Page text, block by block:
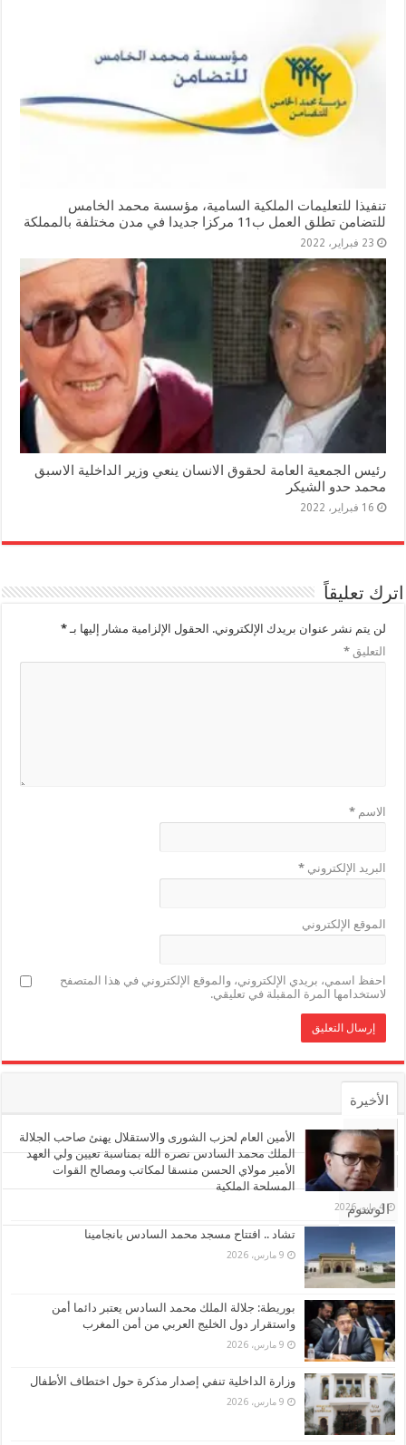
تنفيذا للتعليمات الملكية السامية، مؤسسة محمد الخامس
للتضامن تطلق العمل ب11 مركزا جديدا في مدن مختلفة بالمملكة
23 فبراير، 2022
رئيس الجمعية العامة لحقوق الانسان ينعي وزير الداخلية الاسبق
محمد حدو الشيكر
16 فبراير، 2022
اترك تعليقاً
لن يتم نشر عنوان بريدك الإلكتروني. الحقول الإلزامية مشار إليها بـ*
التعليق*
الاسم*
البريد الإلكتروني*
الموقع الإلكتروني
احفظ اسمي، بريدي الإلكتروني، والموقع الإلكتروني في هذا المتصفح
لاستخدامها المرة المقبلة في تعليقي.
الأخيرة
الأشهر
تعليقات
الوسوم
الأمين العام لحزب الشورى والاستقلال يهنئ صاحب الجلالة
الملك محمد السادس نصره الله بمناسبة تعيين ولي العهد
الأمير مولاي الحسن منسقا لمكاتب ومصالح القوات
المسلحة الملكية
4 مايو، 2026
تشاد .. افتتاح مسجد محمد السادس بانجامينا
9 مارس، 2026
بوريطة: جلالة الملك محمد السادس يعتبر دائما أمن
واستقرار دول الخليج العربي من أمن المغرب
9 مارس، 2026
وزارة الداخلية تنفي إصدار مذكرة حول اختطاف الأطفال
9 مارس، 2026